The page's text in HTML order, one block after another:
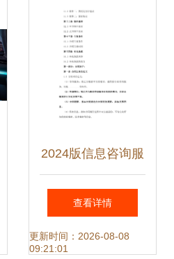
2024版信息咨询服
务费合同范本
查看详情
更新时间：2026-08-08
09:21:01